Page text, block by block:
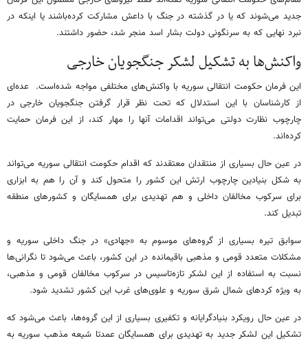
جدید می‌شوند که یا در گذشته در جنگ با داعش مشارکت کرده‌باشند یا اینکه در
نبرد نهایی که به سرنگونی دولت بشار اسد منجر شد، حضور داشتند.
واکنش‌ها به تشکیل لشکر جنگجویان خارجی
این فرمان حکومت انتقالی سوریه با واکنش‌های مختلفی مواجه شده‌است. عده‌ای
از کارشناسان با این استدلال که تحت نظر قرار گرفتن جنگجویان خارجی در
چارچوب نظارت دولتی می‌تواند اقدامات آنها را مهار کند، از این فرمان حمایت
کرده‌اند.
در عین حال بسیاری از منتقدان معتقدند که اقدام حکومت انتقالی سوریه می‌تواند
به شکل بنیادین چارچوب ارتش این کشور را متحول کند و آن را هم به ابزاری
برای سرکوب مخالفان داخلی و هم تهدیدی برای همسایگان و کشورهای منطقه
تبدیل کند.
سوابق تیره بسیاری از گروه‌های موسوم به «جهادی» در جنگ داخلی سوریه و
مشکلات متعدد قومی و مذهبی باقیمانده در این کشور، باعث می‌شود تا نگرانی‌ها
نسبت به استفاده از این لشکر تازه‌تاسیس در سرکوب مخالفان قومی و مذهبی،
به ویژه کردهای شمال شرق سوریه و علوی‌های غرب این کشور تشدید شود.
در عین حال رویکرد بنیادگرایانه و تکفیری بسیاری از این گروه‌ها، باعث می‌شود که
تشکیل این لشکر جدید به تهدیدی برای همسایگان عمدتا شیعه مذهب سوریه به